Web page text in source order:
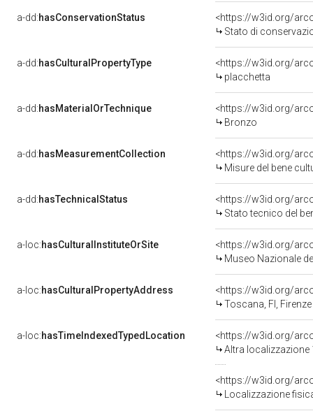
a-dd:hasConservationStatus
<https://w3id.org/
Stato di
a-dd:hasCulturalPropertyType
<https://w3id.org/
placchetta
a-dd:hasMaterialOrTechnique
<https://w3id.org/
Bronzo
a-dd:hasMeasurementCollection
<https://w3id.org/
Misure del bene
a-dd:hasTechnicalStatus
<https://w3id.org/
Stato tecnico del
a-loc:hasCulturalInstituteOrSite
<https://w3id.org/
Museo Nazionale
a-loc:hasCulturalPropertyAddress
<https://w3id.org/
Toscana, FI, Firenze
a-loc:hasTimeIndexedTypedLocation
<https://w3id.org/
Altra localizzazione
<https://w3id.org/
Localizzazione